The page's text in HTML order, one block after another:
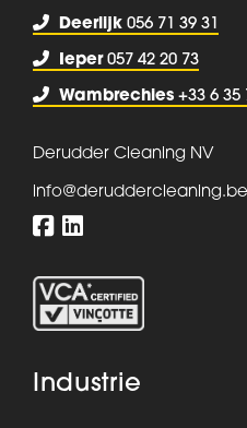
Deerlijk 056 71 39 31
Ieper057 42 20 73
Wambrechies +33 6 35
Derudder Cleaning NV
info@deruddercleaning.be
Industrie